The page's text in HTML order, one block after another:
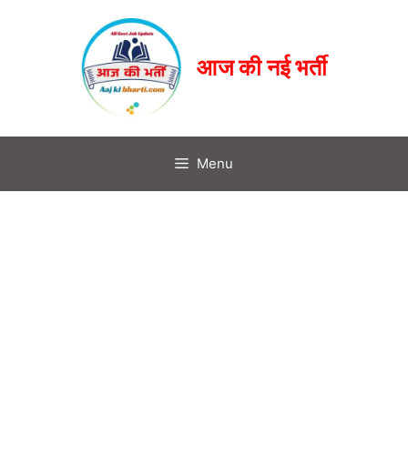
आज की नई भर्ती
Menu